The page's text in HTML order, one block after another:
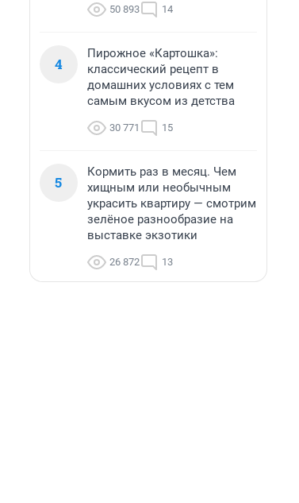
50 893 14
4
Пирожное «Картошка»:
классический рецепт в
домашних условиях с тем
самым вкусом из детства
30 771 15
5
Кормить раз в месяц. Чем
хищным или необычным
украсить квартиру — смотрим
зелёное разнообразие на
выставке экзотики
26 872 13